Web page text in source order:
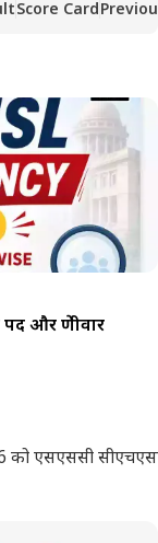
Score Card
और श्रेणीवार
को एसएससी